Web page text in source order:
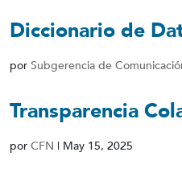
Diccionario de
por Subgerencia de
Transparencia
por CFN | May 15, 2025